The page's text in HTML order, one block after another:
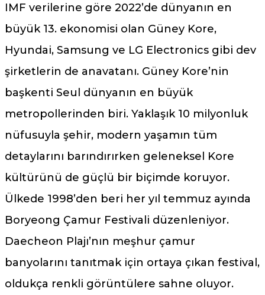
IMF verilerine göre 2022’de dünyanın en
büyük 13. ekonomisi olan Güney Kore,
Hyundai, Samsung ve LG Electronics gibi dev
şirketlerin de anavatanı. Güney Kore’nin
başkenti Seul dünyanın en büyük
metropollerinden biri. Yaklaşık 10 milyonluk
nüfusuyla şehir, modern yaşamın tüm
detaylarını barındırırken geleneksel Kore
kültürünü de güçlü bir biçimde koruyor.
Ülkede 1998’den beri her yıl temmuz ayında
Boryeong Çamur Festivali düzenleniyor.
Daecheon Plajı’nın meşhur çamur
banyolarını tanıtmak için ortaya çıkan festival,
oldukça renkli görüntülere sahne oluyor.